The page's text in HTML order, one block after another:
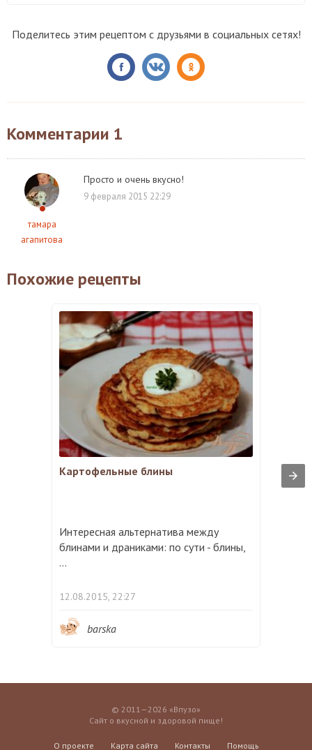
Поделитесь этим рецептом с друзьями в социальных сетях!
Комментарии 1
тамара
агапитова
Просто и очень вкусно!
9 февраля 2015 22:29
Похожие рецепты
Картофельные блины
Интересная альтернатива между
блинами и драниками: по сути - блины,
...
12.08.2015, 22:27
barska
© 2011—2026 «Впузо»
Сайт о вкусной и здоровой пище!
О проекте Карта сайта Контакты Помощь